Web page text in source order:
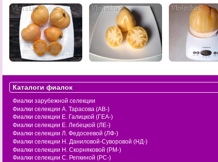
Каталоги фиалок
Фиалки зарубежной селекции
Фиалки селекции А. Тарасова (АВ-)
Фиалки селекции Е. Галицкой (ГЕА-)
Фиалки селекции Е. Лебецкой (ЛЕ-)
Фиалки селекции Л. Федосеевой (ЛФ-)
Фиалки селекции Н. Даниловой-Суворовой (НД-)
Фиалки селекции Н. Скорняковой (РМ-)
Фиалки селекции С. Репкиной (РС-)